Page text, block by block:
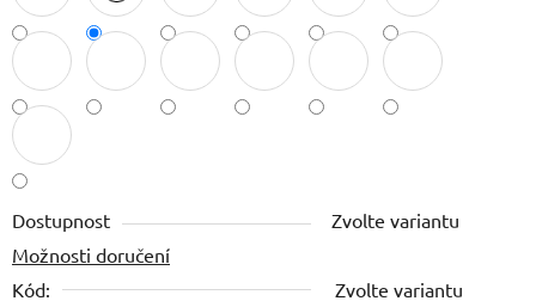
Dostupnost
Zvolte variantu
Možnosti doručení
Kód:
Zvolte variantu